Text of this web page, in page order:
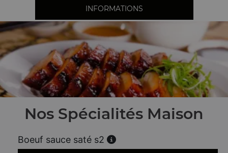
INFORMATIONS
Nos Spécialités Maison
Boeuf sauce saté s2